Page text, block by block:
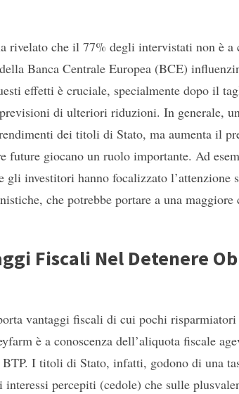
rivelato che il 77% degli intervistati non è a
Banca Centrale Europea (BCE)
effetti è cruciale, specialmente dopo il
di ulteriori riduzioni. In generale,
dei titoli di Stato, ma aumenta il
future giocano un ruolo importante. Ad
gli investitori hanno focalizzato l’attenzione
che potrebbe portare a una maggiore
Fiscali Nel Detenere
vantaggi fiscali di cui pochi
è a conoscenza dell’aliquota fiscale
I titoli di Stato, infatti, godono di una
interessi percepiti (cedole) che sulle